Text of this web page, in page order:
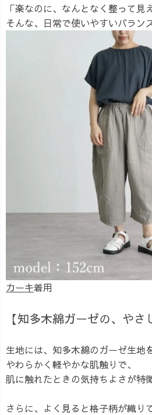
「楽なのに、なんとなく整って見
そんな、日常で使いやすいバラン
カーキ着用
【知多木綿ガーゼの、やさ
生地には、知多木綿のガーゼ生地
やわらかく軽やかな肌触りで、
肌に触れたときの気持ちよさが特
さらに、よく見ると格子柄が織り